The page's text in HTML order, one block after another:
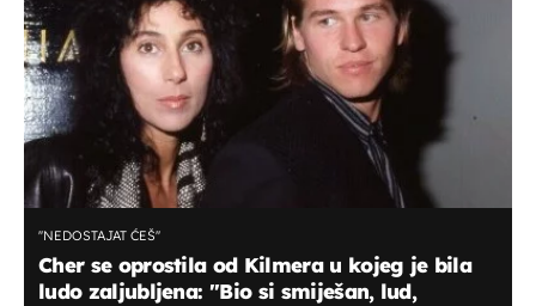
''NEDOSTAJAT ĆEŠ''
Cher se oprostila od Kilmera u kojeg je bila
ludo zaljubljena: ''Bio si smiješan, lud,